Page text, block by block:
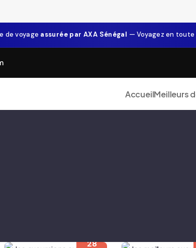
de voyage assurée par AXA Sénégal — Voyagez en
AccueilMeilleurs
28